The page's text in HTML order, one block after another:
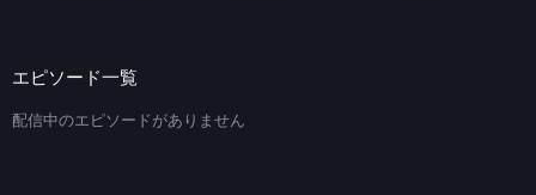
エピソード一覧
配信中のエピソードがありません